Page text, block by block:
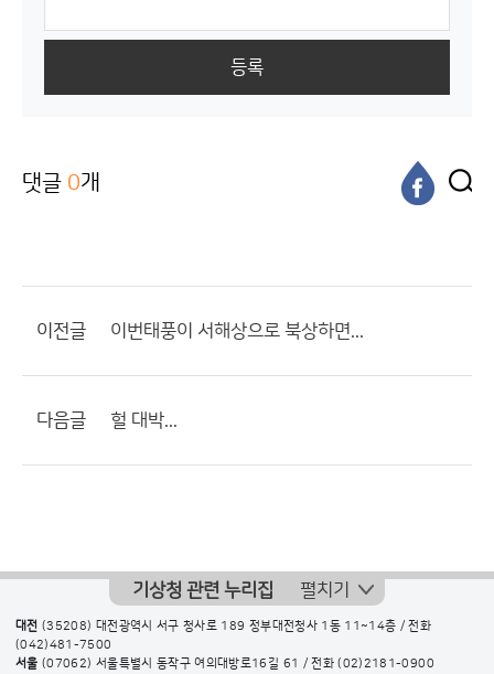
등록
댓글 0개
이전글 이번태풍이 서해상으로 북상하면...
다음글 헐 대박...
기상청 관련 누리집 펼치기
대전 (35208) 대전광역시 서구 청사로 189 정부대전청사 1동 11~14층 / 전화
(042)481-7500
서울 (07062) 서울특별시 동작구 여의대방로16길 61 / 전화(02)2181-0900